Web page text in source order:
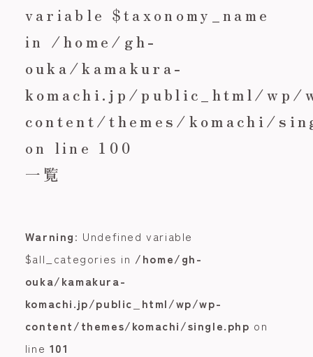
variable $taxonomy_name
in /home/gh-
ouka/kamakura-
komachi.jp/public_html/wp/
content/themes/komachi/
on line 100
一覧
Warning: Undefined variable
$all_categories in /home/gh-
ouka/kamakura-
komachi.jp/public_html/wp/wp-
content/themes/komachi/single.php on
line 101